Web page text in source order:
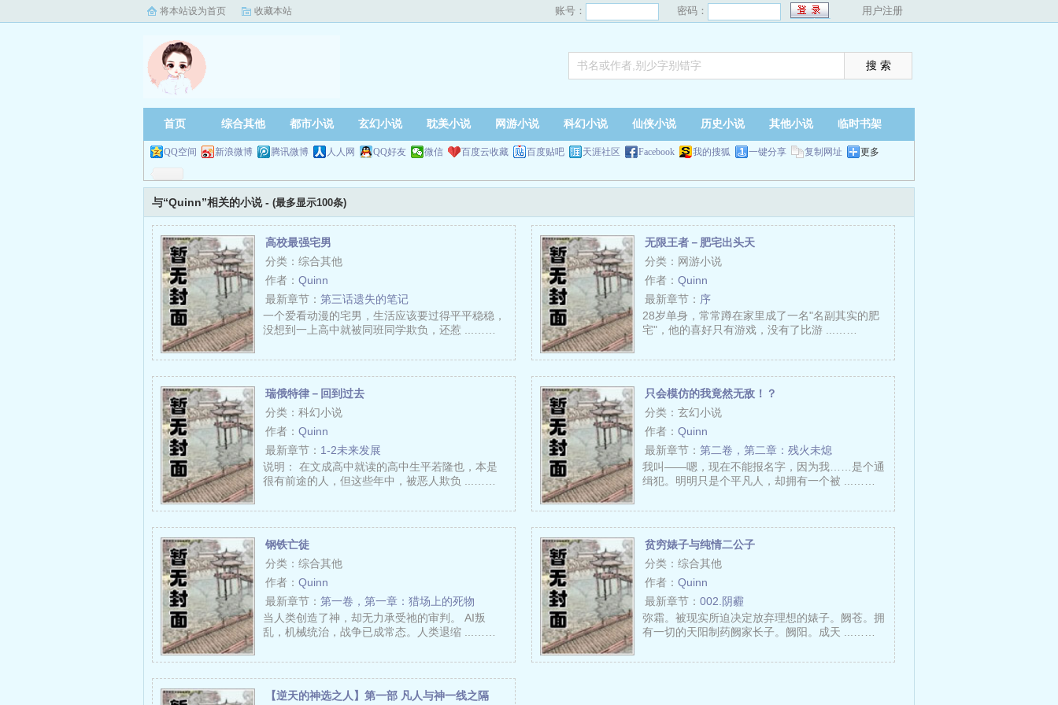
将本站设为首页 收藏本站 账号： 密码： 用户注册
首页 综合其他 都市小说 玄幻小说 耽美小说 网游小说 科幻小说 仙侠小说 历史小说 其他小说 临时书架
QQ空间 新浪微博 腾讯微博 人人网 QQ好友 微信 百度云收藏 百度贴吧 天涯社区 Facebook 我的搜狐 一键分享 复制网址 更多
与“Quinn”相关的小说 - (最多显示100条)
高校最强宅男
分类：综合其他
作者： Quinn
最新章节： 第三话遗失的笔记
一个爱看动漫的宅男，生活应该要过得平平稳稳，
没想到一上高中就被同班同学欺负，还惹 ...……
无限王者－肥宅出头天
分类：网游小说
作者： Quinn
最新章节： 序
28岁单身，常常蹲在家里成了一名"名副其实的肥
宅"，他的喜好只有游戏，没有了比游 ...……
瑞俄特律－回到过去
分类：科幻小说
作者： Quinn
最新章节： 1-2未来发展
说明： 在文成高中就读的高中生平若隆也，本是
很有前途的人，但这些年中，被恶人欺负 ...……
只会模仿的我竟然无敌！？
分类：玄幻小说
作者： Quinn
最新章节： 第二卷，第二章：残火未熄
我叫——嗯，现在不能报名字，因为我……是个通
缉犯。明明只是个平凡人，却拥有一个被 ...……
钢铁亡徒
分类：综合其他
作者： Quinn
最新章节： 第一卷，第一章：猎场上的死物
当人类创造了神，却无力承受祂的审判。 AI叛
乱，机械统治，战争已成常态。人类退缩 ...……
贫穷婊子与纯情二公子
分类：综合其他
作者： Quinn
最新章节： 002.阴霾
弥霜。被现实所迫决定放弃理想的婊子。阙苍。拥
有一切的天阳制药阙家长子。阙阳。成天 ...……
【逆天的神选之人】第一部 凡人与神一线之隔